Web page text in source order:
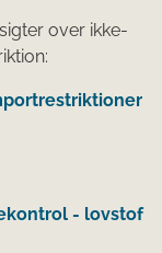
over ikke-
- lovstof